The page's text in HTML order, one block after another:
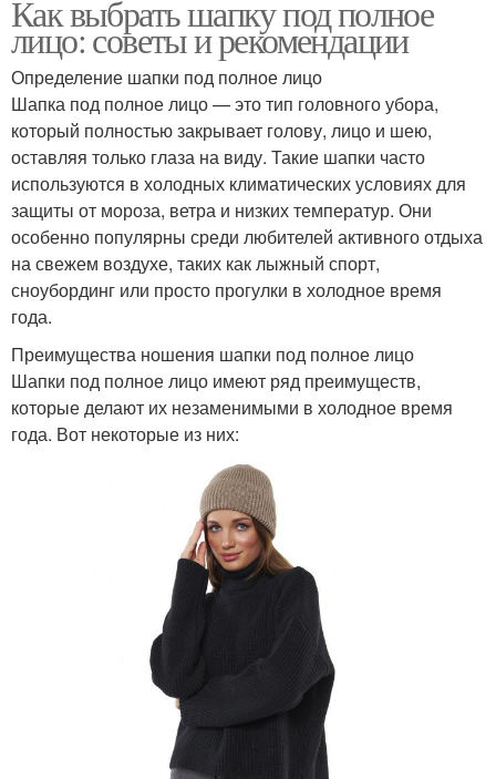
Как выбрать шапку под полное
лицо: советы и рекомендации
Определение шапки под полное лицо
Шапка под полное лицо — это тип головного убора,
который полностью закрывает голову, лицо и шею,
оставляя только глаза на виду. Такие шапки часто
используются в холодных климатических условиях для
защиты от мороза, ветра и низких температур. Они
особенно популярны среди любителей активного отдыха
на свежем воздухе, таких как лыжный спорт,
сноубординг или просто прогулки в холодное время
года.
Преимущества ношения шапки под полное лицо
Шапки под полное лицо имеют ряд преимуществ,
которые делают их незаменимыми в холодное время
года. Вот некоторые из них: